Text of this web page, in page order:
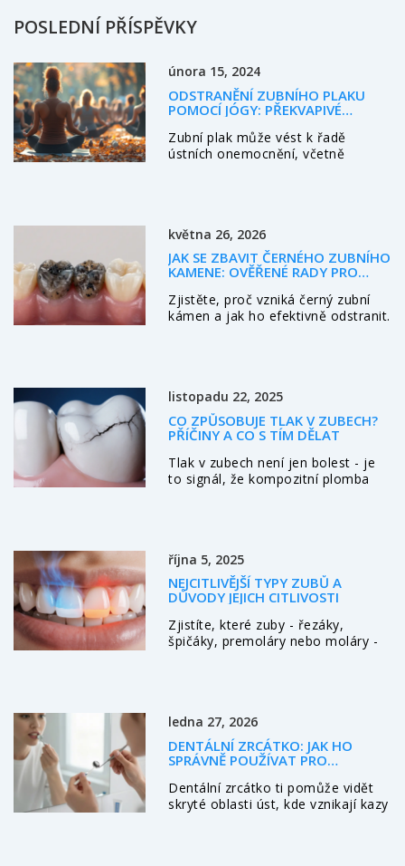
POSLEDNÍ PŘÍSPĚVKY
února 15, 2024
ODSTRANĚNÍ ZUBNÍHO PLAKU
POMOCÍ JÓGY: PŘEKVAPIVÉ
Zubní plak může vést k řadě
ústních onemocnění, včetně
plaku. Tento článek objasňuje, jak
jogínské techniky doprovázené
správnou ústní hygienou mohou
představuje překvapivé spojení
mezi jógou a péčí o ústa a
května 26, 2026
JAK SE ZBAVIT ČERNÉHO ZUBNÍHO
KAMENE: OVĚŘENÉ RADY PRO
Zjistěte, proč vzniká černý zubní
kámen a jak ho efektivně odstranit.
listopadu 22, 2025
CO ZPŮSOBUJE TLAK V ZUBECH?
PŘÍČINY A CO S TÍM DĚLAT
Tlak v zubech není jen bolest - je
to signál, že kompozitní plomba
října 5, 2025
NEJCITLIVĚJŠÍ TYPY ZUBŮ A
DŮVODY JEJICH CITLIVOSTI
Zjistíte, které zuby - řezáky,
špičáky, premoláry nebo moláry -
ledna 27, 2026
DENTÁLNÍ ZRCÁTKO: JAK HO
SPRÁVNĚ POUŽÍVAT PRO
Dentální zrcátko ti pomůže vidět
skryté oblasti úst, kde vznikají kazy